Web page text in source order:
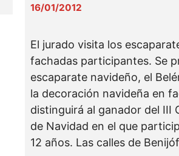
16/01/2012
El jurado visita los
fachadas participantes. Se
escaparate navideño, el
la decoración navideña en
distinguirá al ganador del III
de Navidad en el que
12 años. Las calles de